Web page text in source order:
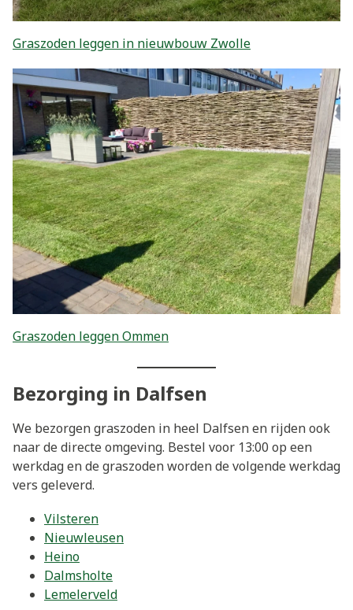
Graszoden leggen in nieuwbouw Zwolle
Graszoden leggen Ommen
Bezorging in Dalfsen
We bezorgen graszoden in heel Dalfsen en rijden ook
naar de directe omgeving. Bestel voor 13:00 op een
werkdag en de graszoden worden de volgende werkdag
vers geleverd.
Vilsteren
Nieuwleusen
Heino
Dalmsholte
Lemelerveld